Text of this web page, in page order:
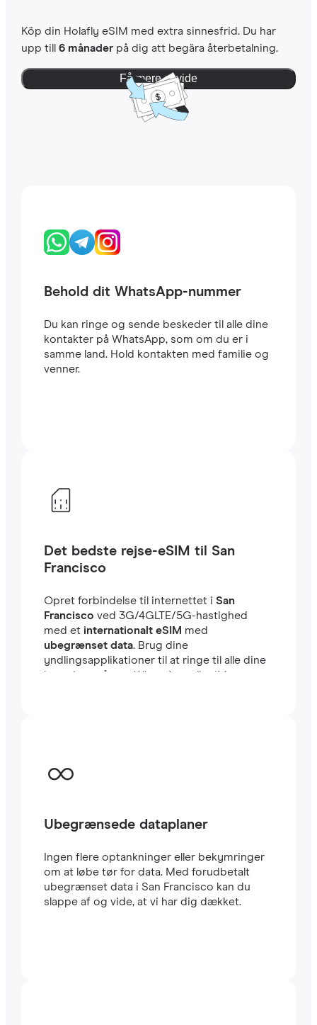
Köp din Holafly eSIM med extra sinnesfrid. Du har
upp till 6 månaderpå dig att begära återbetalning.
Få mere at vide
Behold dit WhatsApp-nummer
Du kan ringe og sende beskeder til alle dine
kontakter på WhatsApp, som om du er i
samme land. Hold kontakten med familie og
venner.
Det bedste rejse-eSIM til San
Francisco
Opret forbindelse til internettet i San
Francisco ved 3G/4GLTE/5G-hastighed
med et internationalt eSIM med
ubegrænset data. Brug dine
yndlingsapplikationer til at ringe til alle dine
kontakter, såsom WhatsApp eller iMessage,
modtage en QR-kode i din e-mail. Scan den
Francisco. Det er alt.
Ubegrænsede dataplaner
Ingen flere optankninger eller bekymringer
om at løbe tør for data. Med forudbetalt
ubegrænset data i San Francisco kan du
slappe af og vide, at vi har dig dækket.